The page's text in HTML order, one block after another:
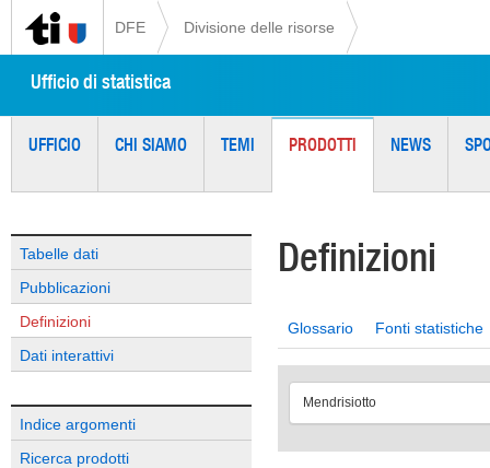
DFE Divisione delle risorse
Ufficio di statistica
UFFICIO CHI SIAMO TEMI PRODOTTI NEWS
Tabelle dati
Pubblicazioni
Definizioni
Dati interattivi
Indice argomenti
Ricerca prodotti
Definizioni
Glossario Fonti statistiche
Mendrisiotto